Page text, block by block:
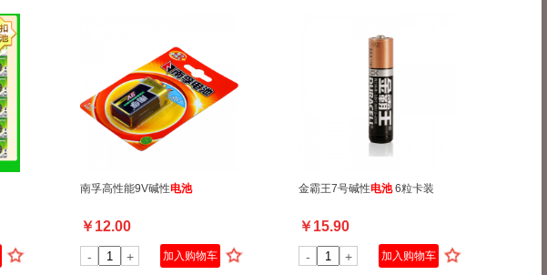
南孚高性能9V碱性电池
￥12.00
- + 加入购物车
金霸王7号碱性电池6粒卡装
￥15.90
- + 加入购物车